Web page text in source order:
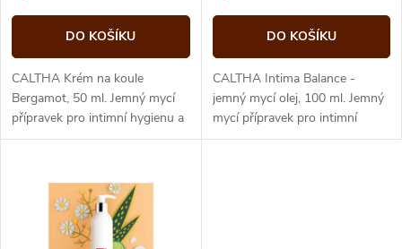
d
u
k
o
d
u
DO KOŠÍKU
CALTHA Krém na koule
Bergamot, 50 ml. Jemný mycí
přípravek pro intimní hygienu a
citlivou pokožku.
DO KOŠÍKU
CALTHA Intima Balance -
jemný mycí olej, 100 ml. Jemný
mycí přípravek pro intimní
hygienu a citlivou pokožku.